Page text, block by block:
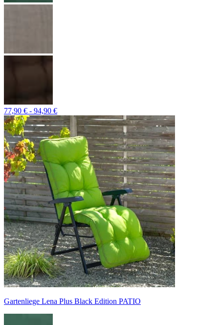
77,90 € - 94,90 €
Gartenliege Lena Plus Black Edition PATIO